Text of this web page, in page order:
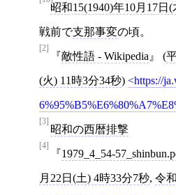
昭和15(1940)年10月17日(
戦前で支那事変の頃。
[2]
敵性語 - Wikipedia (
(火) 11時3分34秒) https://
[3]
昭和の西暦排撃
[4]
1979_4_54-
月22日(土) 4時33分7秒, 令